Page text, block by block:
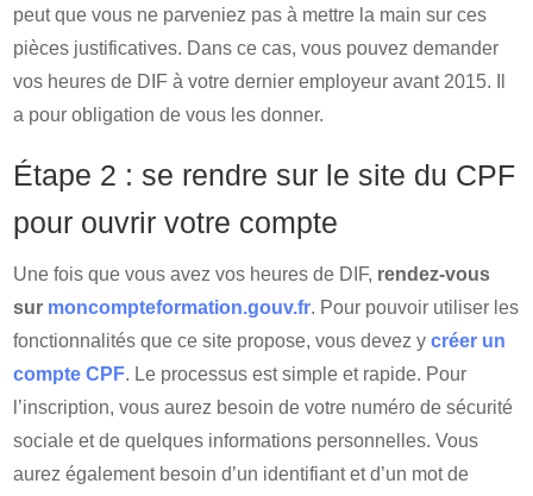
peut que vous ne parveniez pas à mettre la main sur ces
pièces justificatives. Dans ce cas, vous pouvez demander
vos heures de DIF à votre dernier employeur avant 2015. Il
a pour obligation de vous les donner.
Étape 2 : se rendre sur le site du CPF
pour ouvrir votre compte
Une fois que vous avez vos heures de DIF, rendez-vous
sur moncompteformation.gouv.fr. Pour pouvoir utiliser les
fonctionnalités que ce site propose, vous devez ycréer un
compte CPF. Le processus est simple et rapide. Pour
l’inscription, vous aurez besoin de votre numéro de sécurité
sociale et de quelques informations personnelles. Vous
aurez également besoin d’un identifiant et d’un mot de